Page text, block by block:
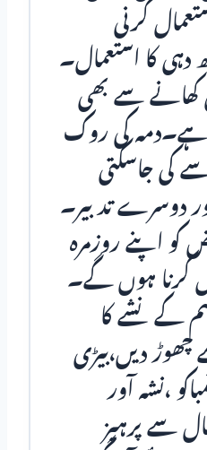
کرنی
دہی کا استعمال۔
کھانے سے بھی
ہے۔دمہ کی روک
کی جاسکتی
دوسرے تدبیر۔
کو اپنے روزمرہ
کرنا ہوں گے۔
کے نشے کا
چھوڑ دیں،بیڑی
،نشہ آور
سے پرہیز